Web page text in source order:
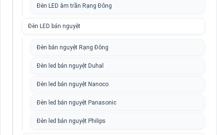
Đèn LED âm trần Rạng Đông
Đèn LED bán nguyệt
Đèn bán nguyệt Rạng Đông
Đèn led bán nguyệt Duhal
Đèn led bán nguyệt Nanoco
Đèn led bán nguyệt Panasonic
Đèn led bán nguyệt Philips